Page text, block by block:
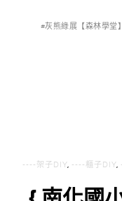
#灰熊綠展【森林學堂
----架子DIY, ----櫃子DIY,